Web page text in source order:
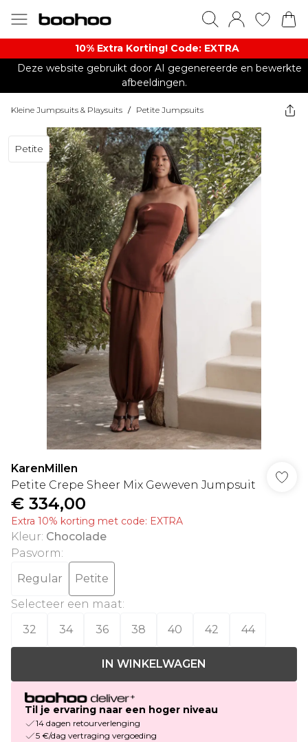
10% Extra Korting! Code: EXTRA​
Deze website gebruikt door AI gegenereerde en bewerkte
afbeeldingen.
Kleine Jumpsuits & Playsuits / Petite Jumpsuits
Petite
KarenMillen
Petite Crepe Sheer Mix Geweven Jumpsuit
€ 334,00
Extra 10% korting met code: EXTRA
Kleur: Chocolade
Pasvorm:
Regular
Petite
Selecteer een maat:
32
34 36 38 40 42 44
IN WINKELWAGEN
Til je ervaring naar een hoger niveau
14 dagen retourverlenging
5 €/dag vertraging vergoeding